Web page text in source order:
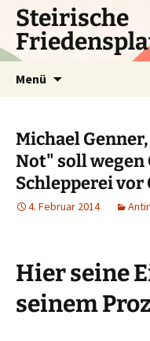
Zum
Inhalt
springen
Steirische
Menü
Michael
Not" soll
Schlepperei vor
4. Februar 2014
Hier seine
seinem